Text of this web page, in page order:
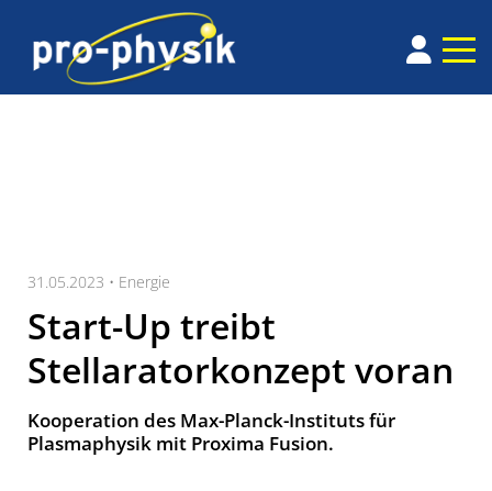
31.05.2023 • Energie
Start-Up treibt
Stellaratorkonzept voran
Kooperation des Max-Planck-Instituts für
Plasmaphysik mit Proxima Fusion.